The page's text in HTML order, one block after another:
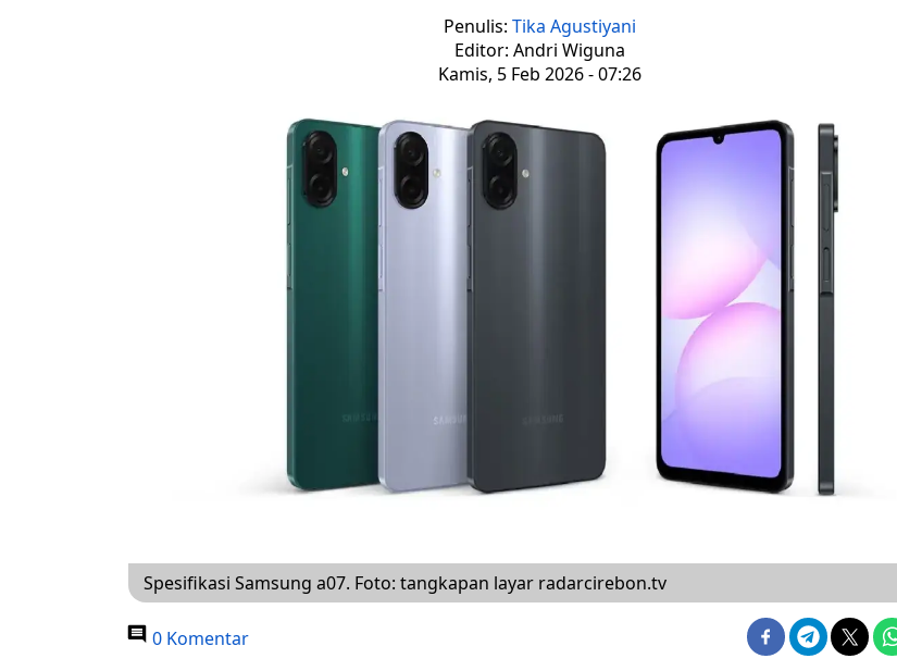
Penulis: Tika Agustiyani
Editor: Andri Wiguna
Kamis, 5 Feb 2026 - 07:26
Spesifikasi Samsung a07. Foto: tangkapan layar radarcirebon.tv
0 Komentar